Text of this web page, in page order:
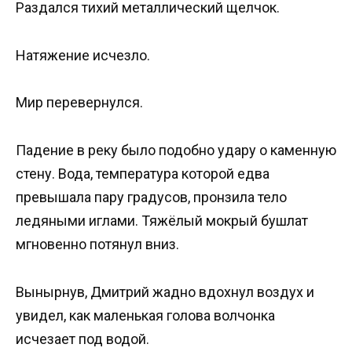
Раздался тихий металлический щелчок.
Натяжение исчезло.
Мир перевернулся.
Падение в реку было подобно удару о каменную
стену. Вода, температура которой едва
превышала пару градусов, пронзила тело
ледяными иглами. Тяжёлый мокрый бушлат
мгновенно потянул вниз.
Вынырнув, Дмитрий жадно вдохнул воздух и
увидел, как маленькая голова волчонка
исчезает под водой.